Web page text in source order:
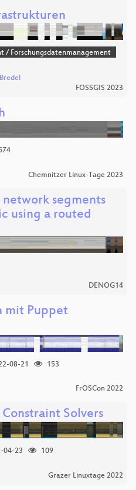
/ Forschungsdatenmanagement
FOSSGIS 2023
Chemnitzer Linux-Tage 2023
segments
using a routed
DENOG14
mit Puppet
08-21
153
FrOSCon 2022
Solvers
04-23
109
Grazer Linuxtage 2022